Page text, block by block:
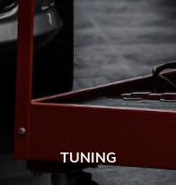
TUNING